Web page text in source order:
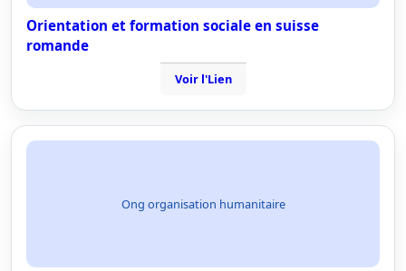
Orientation et formation sociale en suisse
romande
Voir l'Lien
Ong organisation humanitaire